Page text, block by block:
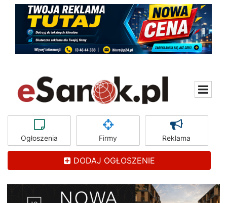
Ogłoszenia Firmy Reklama
DODAJ OGŁOSZENIE